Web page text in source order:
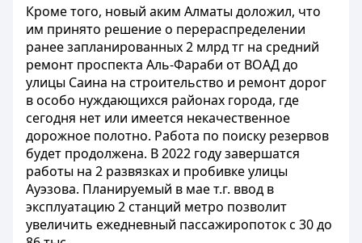
Кроме того, новый аким Алматы доложил, что
им принято решение о перераспределении
ранее запланированных 2 млрд тг на средний
ремонт проспекта Аль-Фараби от ВОАД до
улицы Саина на строительство и ремонт дорог
в особо нуждающихся районах города, где
сегодня нет или имеется некачественное
дорожное полотно. Работа по поиску резервов
будет продолжена. В 2022 году завершатся
работы на 2 развязках и пробивке улицы
Ауэзова. Планируемый в мае т.г. ввод в
эксплуатацию 2 станций метро позволит
увеличить ежедневный пассажиропоток с 30 до